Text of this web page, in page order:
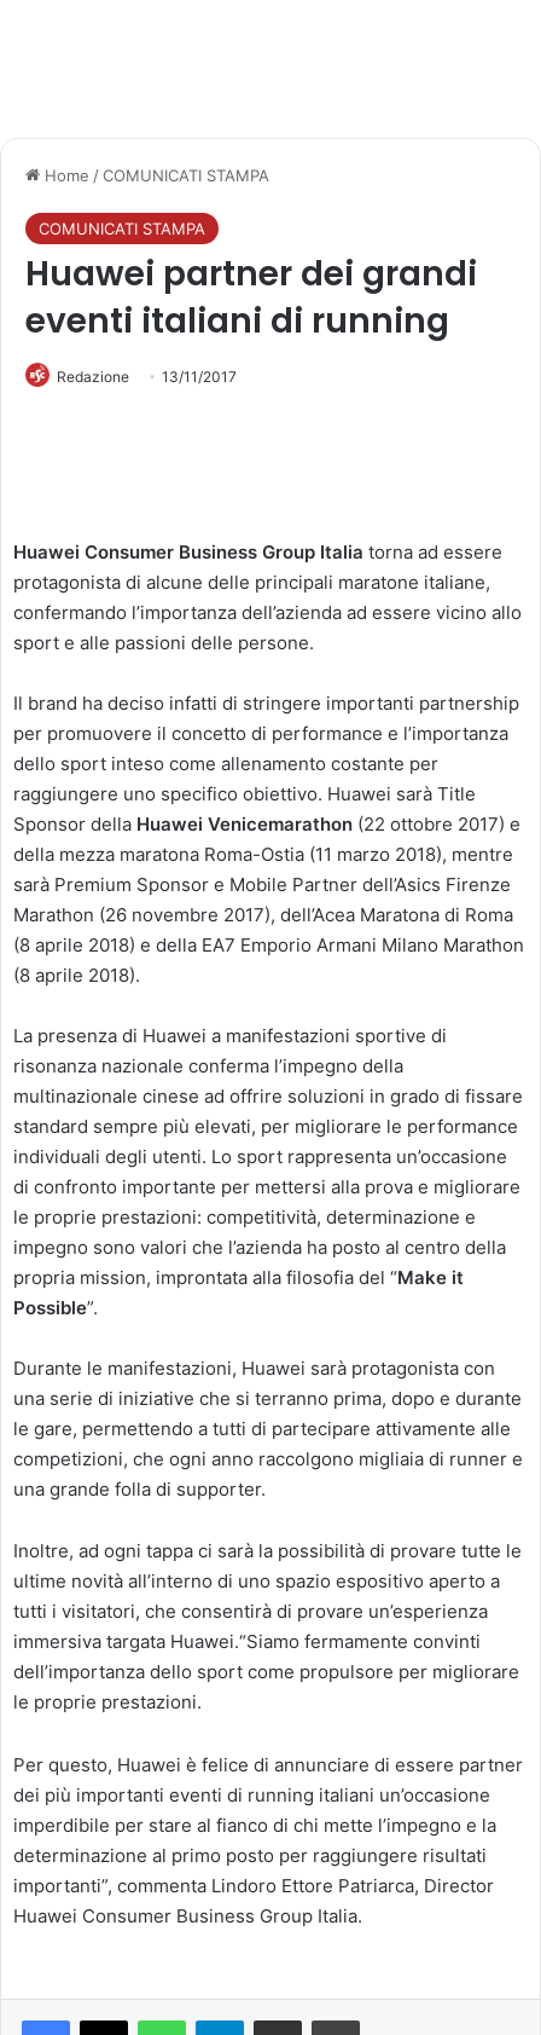
Home /COMUNICATI STAMPA
COMUNICATI STAMPA
Huawei partner dei grandi
eventi italiani di running
Redazione 13/11/2017
Huawei Consumer Business Group Italia torna ad essere
protagonista di alcune delle principali maratone italiane,
confermando l’importanza dell’azienda ad essere vicino allo
sport e alle passioni delle persone.
Il brand ha deciso infatti di stringere importanti partnership
per promuovere il concetto di performance e l’importanza
dello sport inteso come allenamento costante per
raggiungere uno specifico obiettivo. Huawei sarà Title
Sponsor della Huawei Venicemarathon (22 ottobre 2017) e
della mezza maratona Roma-Ostia (11 marzo 2018), mentre
sarà Premium Sponsor e Mobile Partner dell’Asics Firenze
Marathon (26 novembre 2017), dell’Acea Maratona di Roma
(8 aprile 2018) e della EA7 Emporio Armani Milano Marathon
(8 aprile 2018).
La presenza di Huawei a manifestazioni sportive di
risonanza nazionale conferma l’impegno della
multinazionale cinese ad offrire soluzioni in grado di fissare
standard sempre più elevati, per migliorare le performance
individuali degli utenti. Lo sport rappresenta un’occasione
di confronto importante per mettersi alla prova e migliorare
le proprie prestazioni: competitività, determinazione e
impegno sono valori che l’azienda ha posto al centro della
propria mission, improntata alla filosofia del “Make it
Possible”.
Durante le manifestazioni, Huawei sarà protagonista con
una serie di iniziative che si terranno prima, dopo e durante
le gare, permettendo a tutti di partecipare attivamente alle
competizioni, che ogni anno raccolgono migliaia di runner e
una grande folla di supporter.
Inoltre, ad ogni tappa ci sarà la possibilità di provare tutte le
ultime novità all’interno di uno spazio espositivo aperto a
tutti i visitatori, che consentirà di provare un’esperienza
immersiva targata Huawei.“Siamo fermamente convinti
dell’importanza dello sport come propulsore per migliorare
le proprie prestazioni.
Per questo, Huawei è felice di annunciare di essere partner
dei più importanti eventi di running italiani un’occasione
imperdibile per stare al fianco di chi mette l’impegno e la
determinazione al primo posto per raggiungere risultati
importanti”, commenta Lindoro Ettore Patriarca, Director
Huawei Consumer Business Group Italia.
Telegram